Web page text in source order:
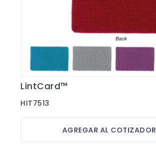
LintCard™
HIT7513
AGREGAR AL COTIZADOR